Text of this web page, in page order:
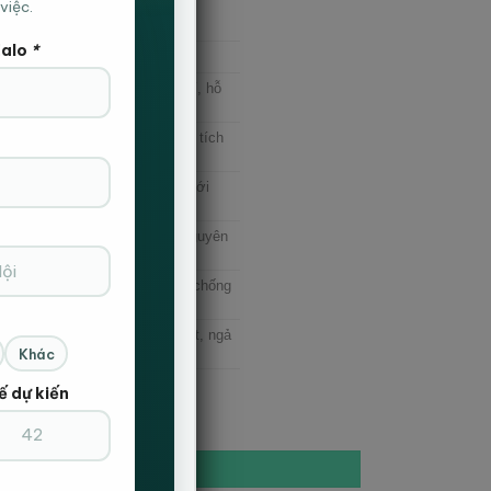
/ Ghế nhân viên có tựa đầu
chuyên nghiệp, lịch lãm
đỡ gáy, bọc lưới thoáng khí, hỗ
số cao cấp, co dãn tốt, chống tích
cao, chống xẹp lún, bọc vải lưới
chất liệu nhựa PP đúc nguyên
nhựa PP đúc chịu lực cao, chống
nâng hạ chiều cao linh hoạt, ngả
có tựa đầu, chân nhựa đúc HVK-B018 số lượng
*
Khác
dự kiến